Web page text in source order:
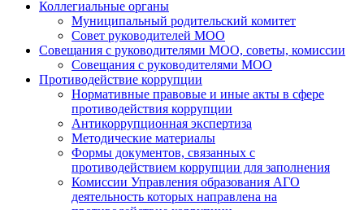
Коллегиальные органы
Муниципальный родительский комитет
Совет руководителей МОО
Совещания с руководителями МОО, советы, комиссии
Совещания с руководителями МОО
Противодействие коррупции
Нормативные правовые и иные акты в сфере
противодействия коррупции
Антикоррупционная экспертиза
Методические материалы
Формы документов, связанных с
противодействием коррупции для заполнения
Комиссии Управления образования АГО
деятельность которых направлена на